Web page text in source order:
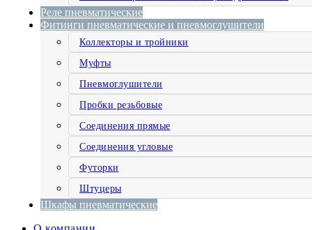
Реле пневматические
Фитинги пневматические и пневмоглушители
Коллекторы и тройники
Муфты
Пневмоглушители
Пробки резьбовые
Соединения прямые
Соединения угловые
Футорки
Штуцеры
Шкафы пневматические